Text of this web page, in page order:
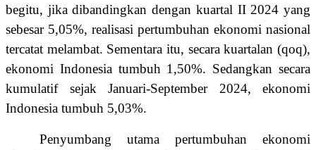
begitu, jika dibandingkan dengan kuartal II 2024 yang
sebesar 5,05%, realisasi pertumbuhan ekonomi nasional
tercatat melambat. Sementara itu, secara kuartalan (qoq),
ekonomi Indonesia tumbuh 1,50%. Sedangkan secara
kumulatif sejak Januari-September 2024, ekonomi
Indonesia tumbuh 5,03%.
Penyumbang utama pertumbuhan ekonomi